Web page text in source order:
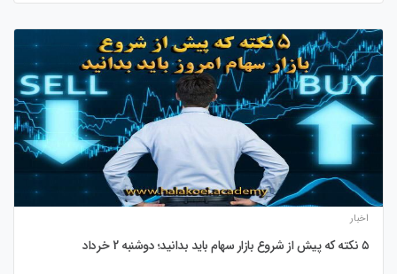
اخبار
۵ نکته که پیش از شروع بازار سهام باید بدانید؛ دوشنبه 2 خرداد